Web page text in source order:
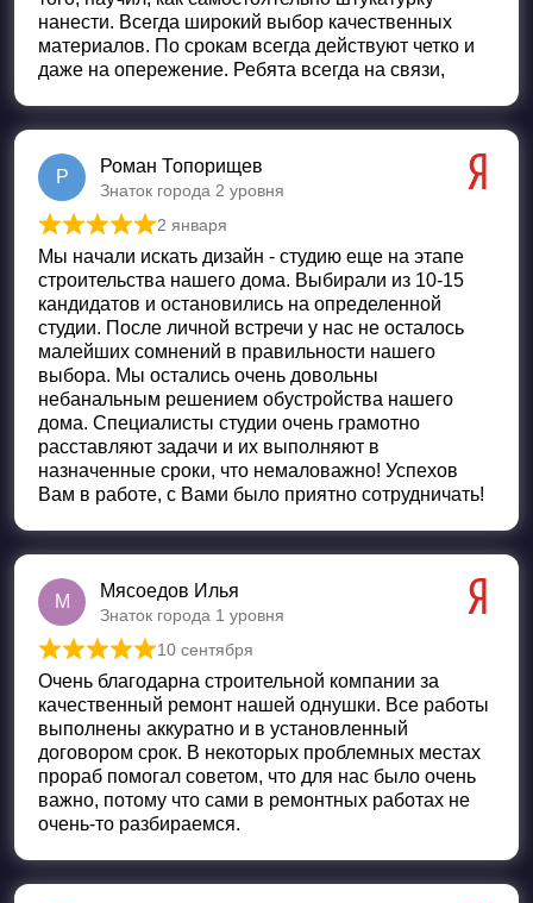
нанести. Всегда широкий выбор качественных
материалов. По срокам всегда действуют четко и
даже на опережение. Ребята всегда на связи,
Р
Роман Топорищев
Знаток города 2 уровня
Оценка из 5
2 января
Мы начали искать дизайн - студию еще на этапе
строительства нашего дома. Выбирали из 10-15
кандидатов и остановились на определенной
студии. После личной встречи у нас не осталось
малейших сомнений в правильности нашего
выбора. Мы остались очень довольны
небанальным решением обустройства нашего
дома. Специалисты студии очень грамотно
расставляют задачи и их выполняют в
назначенные сроки, что немаловажно! Успехов
Вам в работе, с Вами было приятно сотрудничать!
М
Мясоедов Илья
Знаток города 1 уровня
Оценка
10 сентября
Очень благодарна строительной компании за
качественный ремонт нашей однушки. Все работы
выполнены аккуратно и в установленный
договором срок. В некоторых проблемных местах
прораб помогал советом, что для нас было очень
важно, потому что сами в ремонтных работах не
очень-то разбираемся.